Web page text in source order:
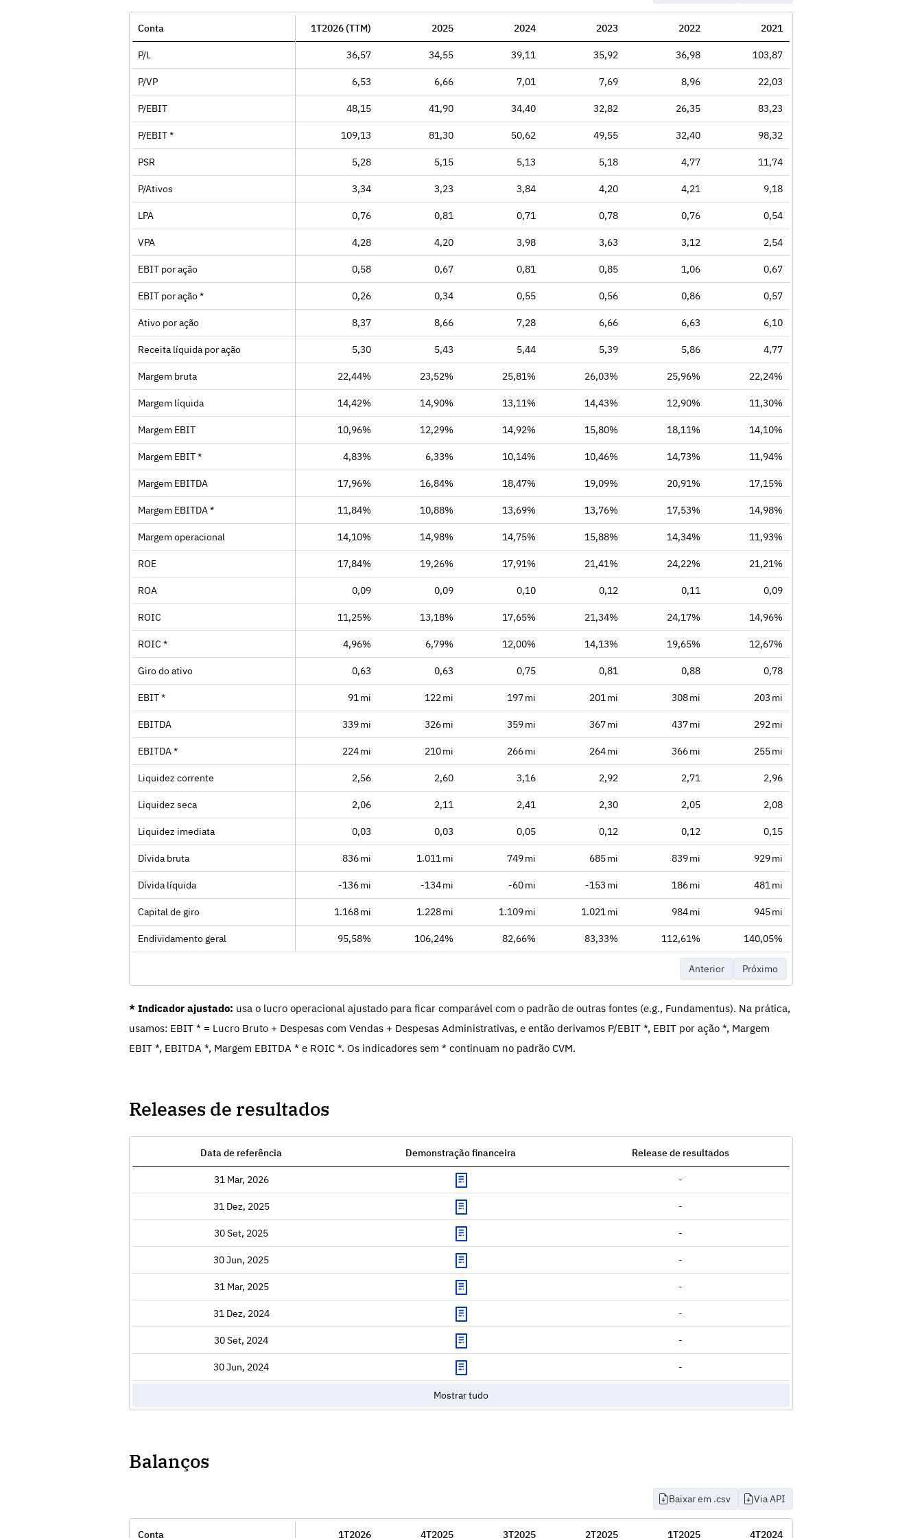
Conta 1T2026 (TTM) 2025 2024 2023 2022 2021
P/L 36,57 34,55 39,11 35,92 36,98 103,87
P/VP 6,53 6,66 7,01 7,69 8,96 22,03
P/EBIT 48,15 41,90 34,40 32,82 26,35 83,23
P/EBIT * 109,13 81,30 50,62 49,55 32,40 98,32
PSR 5,28 5,15 5,13 5,18 4,77 11,74
P/Ativos 3,34 3,23 3,84 4,20 4,21 9,18
LPA 0,76 0,81 0,71 0,78 0,76 0,54
VPA 4,28 4,20 3,98 3,63 3,12 2,54
EBIT por ação 0,58 0,67 0,81 0,85 1,06 0,67
EBIT por ação * 0,26 0,34 0,55 0,56 0,86 0,57
Ativo por ação 8,37 8,66 7,28 6,66 6,63 6,10
Receita líquida por ação 5,30 5,43 5,44 5,39 5,86 4,77
Margem bruta 22,44% 23,52% 25,81% 26,03% 25,96% 22,24%
Margem líquida 14,42% 14,90% 13,11% 14,43% 12,90% 11,30%
Margem EBIT 10,96% 12,29% 14,92% 15,80% 18,11% 14,10%
Margem EBIT * 4,83% 6,33% 10,14% 10,46% 14,73% 11,94%
Margem EBITDA 17,96% 16,84% 18,47% 19,09% 20,91% 17,15%
Margem EBITDA * 11,84% 10,88% 13,69% 13,76% 17,53% 14,98%
Margem operacional 14,10% 14,98% 14,75% 15,88% 14,34% 11,93%
ROE 17,84% 19,26% 17,91% 21,41% 24,22% 21,21%
ROA 0,09 0,09 0,10 0,12 0,11 0,09
ROIC 11,25% 13,18% 17,65% 21,34% 24,17% 14,96%
ROIC * 4,96% 6,79% 12,00% 14,13% 19,65% 12,67%
Giro do ativo 0,63 0,63 0,75 0,81 0,88 0,78
EBIT * 91 mi 122 mi 197 mi 201 mi 308 mi 203 mi
EBITDA 339 mi 326 mi 359 mi 367 mi 437 mi 292 mi
EBITDA * 224 mi 210 mi 266 mi 264 mi 366 mi 255 mi
Liquidez corrente 2,56 2,60 3,16 2,92 2,71 2,96
Liquidez seca 2,06 2,11 2,41 2,30 2,05 2,08
Liquidez imediata 0,03 0,03 0,05 0,12 0,12 0,15
Dívida bruta 836 mi 1.011 mi 749 mi 685 mi 839 mi 929 mi
Dívida líquida -136 mi -134 mi -60 mi -153 mi 186 mi 481 mi
Capital de giro 1.168 mi 1.228 mi 1.109 mi 1.021 mi 984 mi 945 mi
Endividamento geral 95,58% 106,24% 82,66% 83,33% 112,61% 140,05%
Anterior Próximo
* Indicador ajustado: usa o lucro operacional ajustado para ficar comparável com o padrão de outras fontes (e.g., Fundamentus). Na prática,
usamos: EBIT * = Lucro Bruto + Despesas com Vendas + Despesas Administrativas, e então derivamos P/EBIT *, EBIT por ação *, Margem
EBIT *, EBITDA *, Margem EBITDA * e ROIC *. Os indicadores sem * continuam no padrão CVM.
Releases de resultados
Data de referência Demonstração financeira Release de resultados
31 Mar, 2026 -
31 Dez, 2025 -
30 Set, 2025 -
30 Jun, 2025 -
31 Mar, 2025 -
31 Dez, 2024 -
30 Set, 2024 -
30 Jun, 2024 -
Mostrar tudo
Balanços
Baixar em .csv Via API
Conta 1T2026 4T2025 3T2025 2T2025 1T2025 4T2024